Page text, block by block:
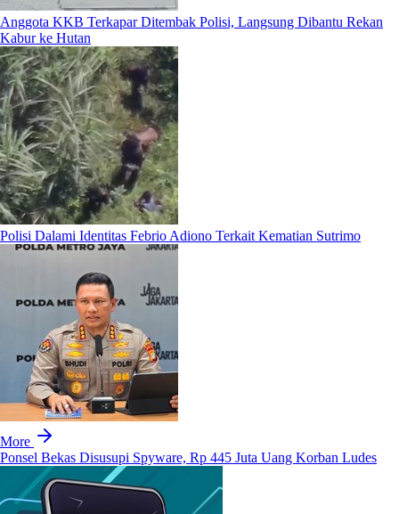
Anggota KKB Terkapar Ditembak Polisi, Langsung Dibantu Rekan
Kabur ke Hutan
Polisi Dalami Identitas Febrio Adiono Terkait Kematian Sutrimo
More
Ponsel Bekas Disusupi Spyware, Rp 445 Juta Uang Korban Ludes